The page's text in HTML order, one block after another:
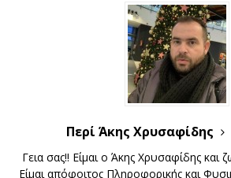
Περί Άκης Χρυσαφίδης
Γεια σας!! Είμαι ο Άκης Χρυσαφίδης και
Είμαι απόφοιτος Πληροφορικής και